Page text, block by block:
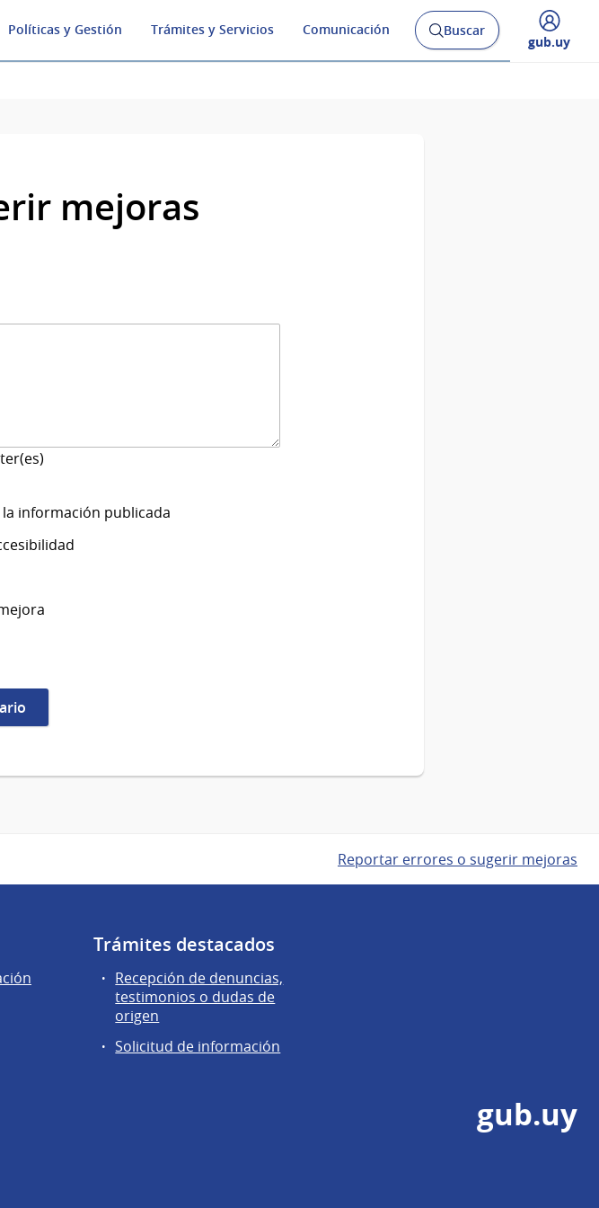
Políticas y Gestión Trámites y Servicios Comunicación
Abrir
buscador
Buscar
Desplegar
gub.uy
mejoras
información publicada
Reportar errores o sugerir mejoras
Trámites destacados
Recepción de denuncias,
testimonios o dudas de
origen
Solicitud de información
gub.uy